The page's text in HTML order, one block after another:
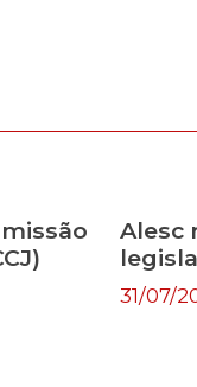
Alesc
31/07/